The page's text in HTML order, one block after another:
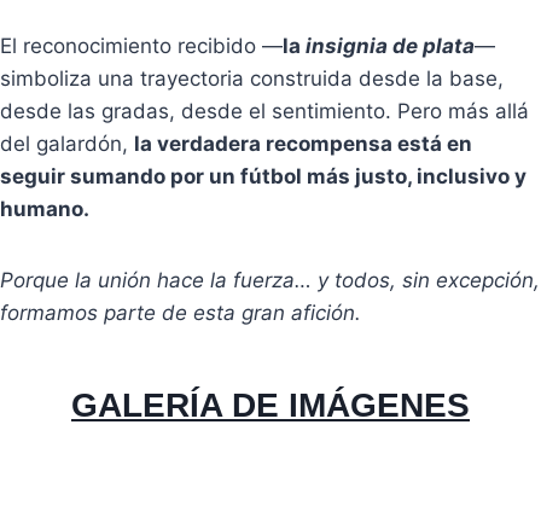
El reconocimiento recibido —la insignia de plata—
simboliza una trayectoria construida desde la base,
desde las gradas, desde el sentimiento. Pero más allá
del galardón, la verdadera recompensa está en
seguir sumando por un fútbol más justo, inclusivo y
humano.
Porque la unión hace la fuerza… y todos, sin excepción,
formamos parte de esta gran afición.
GALERÍA DE IMÁGENES